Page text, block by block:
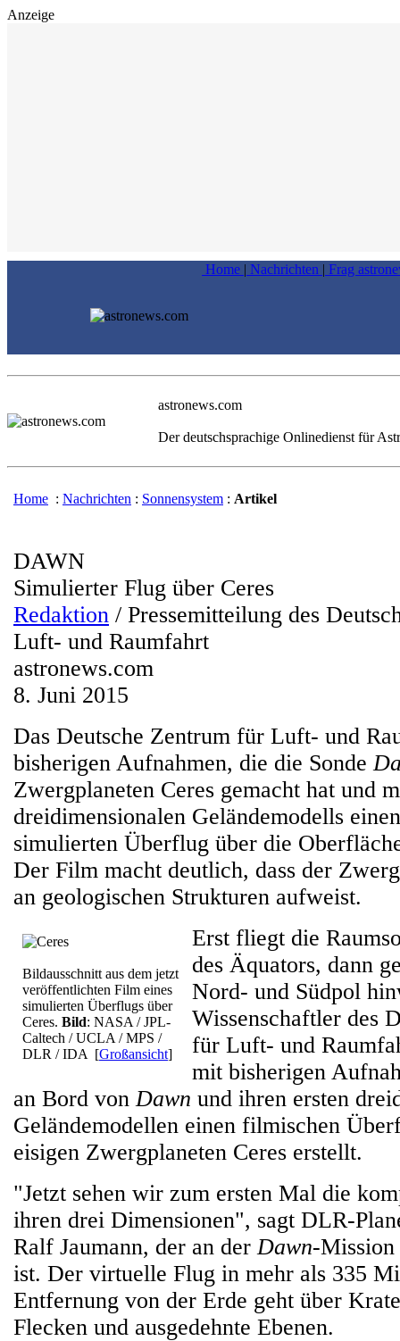
Anzeige
Home | Nachrichten | Frag
astronews.com
Der deutschsprachige Onlinedienst für
Home : Nachrichten : Sonnensystem : Artikel
DAWN
Simulierter Flug über Ceres
Redaktion / Pressemitteilung des
Luft- und Raumfahrt
astronews.com
8. Juni 2015
Das Deutsche Zentrum für Luft- und
bisherigen Aufnahmen, die die Sonde
Zwergplaneten Ceres gemacht hat und
dreidimensionalen Geländemodells
simulierten Überflug über die
Der Film macht deutlich, dass der
an geologischen Strukturen aufweist.
Bildausschnitt aus dem jetzt
veröffentlichten Film eines
simulierten Überflugs über
Ceres. Bild: NASA / JPL-
Caltech / UCLA / MPS /
DLR / IDA [Großansicht]
Erst fliegt die
des Äquators, dann
Nord- und Südpol
Wissenschaftler des
für Luft- und
mit bisherigen
an Bord vonDawn und ihren ersten
Geländemodellen einen filmischen
eisigen Zwergplaneten Ceres erstellt.
"Jetzt sehen wir zum ersten Mal die
ihren drei Dimensionen", sagt DLR-
Ralf Jaumann, der an derDawn-
ist. Der virtuelle Flug in mehr als 335
Entfernung von der Erde geht über
Flecken und ausgedehnte Ebenen.